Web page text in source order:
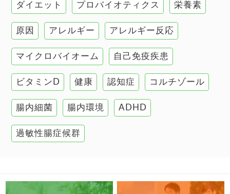
肌
肝臓の健康
腸の健康
自己免疫疾患
高血圧
ダイエット プロバイオティクス 栄養素
原因 アレルギー アレルギー反応
マイクロバイオーム 自己免疫疾患
ビタミンD 健康 認知症 コルチゾール
腸内細菌 腸内環境 ADHD
過敏性腸症候群